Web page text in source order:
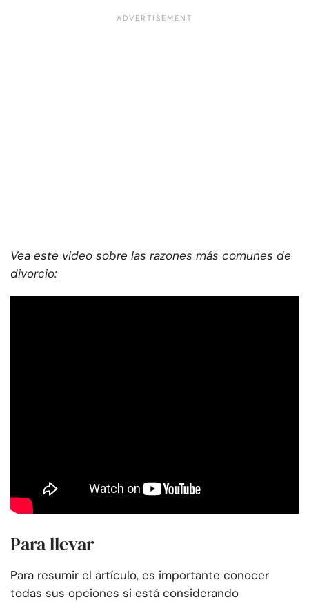
Vea este video sobre las razones más comunes de
divorcio:
Para llevar
Para resumir el artículo, es importante conocer
todas sus opciones si está considerando